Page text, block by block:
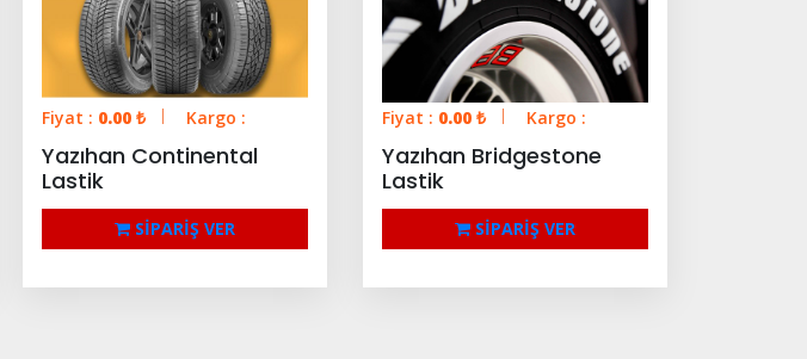
Fiyat : 0.00 ₺ Kargo :
Yazıhan Continental
Lastik
SİPARİŞ VER
Fiyat : 0.00 ₺ Kargo :
Yazıhan Bridgestone
Lastik
SİPARİŞ VER